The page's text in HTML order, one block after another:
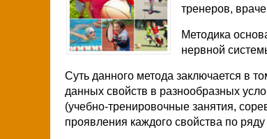
тренеров,
Методика
нервной
Суть данного метода заключается в
данных свойств в разнообразных
(учебно-тренировочные занятия,
проявления каждого свойства по ряду